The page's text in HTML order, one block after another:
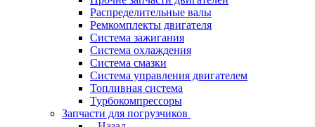
Распределительные валы
Ремкомплекты двигателя
Система зажигания
Система охлаждения
Система смазки
Система управления двигателем
Топливная система
Турбокомпрессоры
Запчасти для погрузчиков